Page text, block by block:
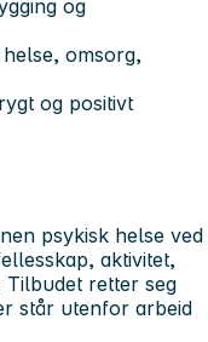
og
omsorg,
og positivt
psykisk helse ved
aktivitet,
retter seg
står utenfor arbeid